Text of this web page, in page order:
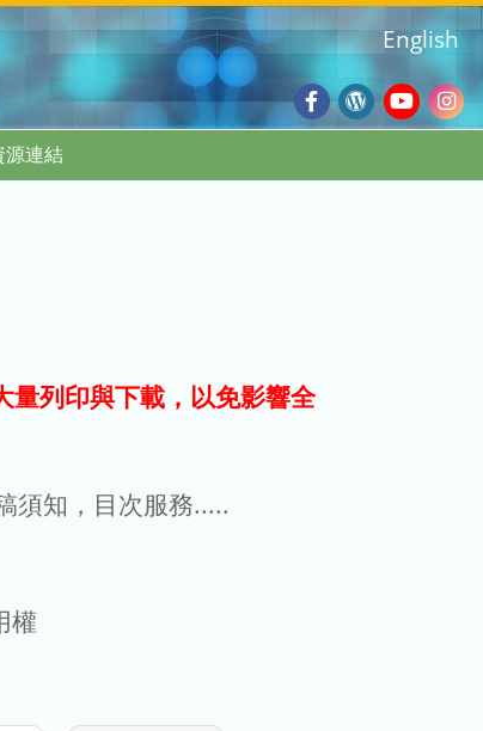
Facebook
Wordpress
Blog
English
源連結
量列印與下載，以免影響全
須知，目次服務.....
權